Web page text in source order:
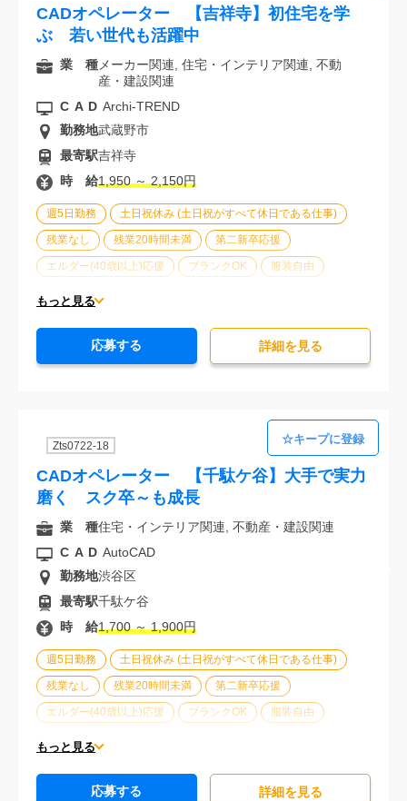
CADオペレーター 【吉祥寺】初住宅を学
ぶ 若い世代も活躍中
週5日勤務 土日祝休み (土日祝がすべて休日である仕事)
残業なし 残業20時間未満 第二新卒応援
エルダー(40歳以上)応援 ブランクOK 服装自由
車通勤可能
もっと見る
業 種メーカー関連, 住宅・インテリア関連, 不動
産・建設関連
CAD Archi-TREND
勤務地武蔵野市
最寄駅吉祥寺
時 給1,950 ～ 2,150円
応募する 詳細を⾒る
Zts0722-18
CADオペレーター 【千駄ケ谷】大手で実力
磨く スク卒～も成長
週5日勤務 土日祝休み (土日祝がすべて休日である仕事)
残業なし 残業20時間未満 第二新卒応援
エルダー(40歳以上)応援 ブランクOK 服装自由
大手企業
もっと見る
業 種住宅・インテリア関連, 不動産・建設関連
CAD AutoCAD
勤務地渋谷区
最寄駅千駄ケ谷
時 給1,700 ～ 1,900円
応募する 詳細を⾒る